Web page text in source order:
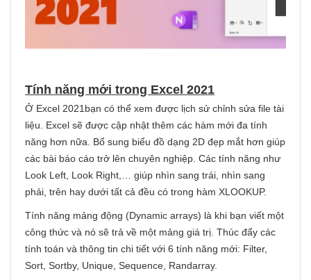
Tính năng mới trong Excel 2021
Ở Excel 2021bạn có thể xem được lịch sử chỉnh sửa file tài
liệu. Excel sẽ được cập nhật thêm các hàm mới đa tính
năng hơn nữa. Bổ sung biểu đồ dạng 2D đẹp mắt hơn giúp
các bài báo cáo trở lên chuyên nghiệp. Các tính năng như
Look Left, Look Right,… giúp nhìn sang trái, nhìn sang
phải, trên hay dưới tất cả đều có trong hàm XLOOKUP.
Tính năng mảng động (Dynamic arrays) là khi bạn viết một
công thức và nó sẽ trả về một mảng giá trị. Thúc đẩy các
tính toán và thông tin chi tiết với 6 tính năng mới: Filter,
Sort, Sortby, Unique, Sequence, Randarray.